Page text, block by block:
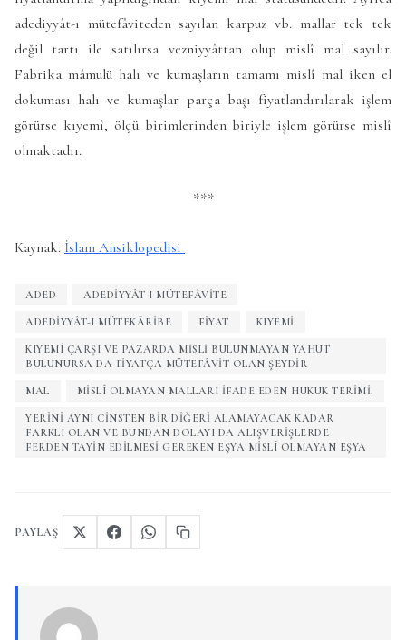
adediyyât-ı mütefâviteden sayılan karpuz vb. mallar tek tek
değil tartı ile satılırsa vezniyyâttan olup mislî mal sayılır.
Fabrika mâmulü halı ve kumaşların tamamı mislî mal iken el
dokuması halı ve kumaşlar parça başı fiyatlandırılarak işlem
görürse kıyemî, ölçü birimlerinden biriyle işlem görürse mislî
olmaktadır.
***
Kaynak: İslam Ansiklopedisi
ADED ADEDIYYÂT-I MÜTEFÂVITE
ADEDIYYÂT-I MÜTEKĀRIBE FIYAT KIYEMI
KIYEMÎ ÇARŞI VE PAZARDA MISLI BULUNMAYAN YAHUT
BULUNURSA DA FIYATÇA MÜTEFÂVIT OLAN ŞEYDIR
MAL MISLÎ OLMAYAN MALLARI IFADE EDEN HUKUK TERIMI.
YERINI AYNI CINSTEN BIR DIĞERI ALAMAYACAK KADAR
FARKLI OLAN VE BUNDAN DOLAYI DA ALIŞVERIŞLERDE
FERDEN TAYIN EDILMESI GEREKEN EŞYA MISLÎ OLMAYAN EŞYA
PAYLAŞ